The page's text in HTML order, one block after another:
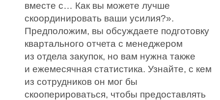
вместе с… Как вы можете лучше
скоординировать ваши усилия?».
Предположим, вы обсуждаете подготовку
квартального отчета с менеджером
из отдела закупок, но вам нужна также
и ежемесячная статистика. Узнайте, с кем
из сотрудников он мог бы
скооперироваться, чтобы предоставлять